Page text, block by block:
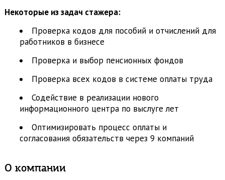
Некоторые из задач стажера:
Проверка кодов для пособий и отчислений для
работников в бизнесе
Проверка и выбор пенсионных фондов
Проверка всех кодов в системе оплаты труда
Содействие в реализации нового
информационного центра по выслуге лет
Оптимизировать процесс оплаты и
согласования обязательств через 9 компаний
О компании